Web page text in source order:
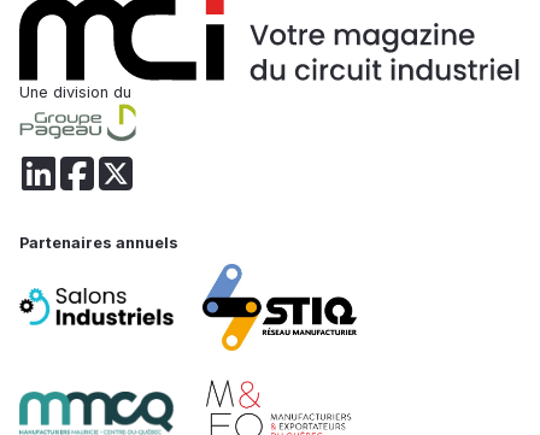
Une division du
Partenaires annuels